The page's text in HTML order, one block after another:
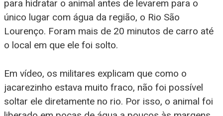
para hidratar o animal antes de levarem para o
único lugar com água da região, o Rio São
Lourenço. Foram mais de 20 minutos de carro até
o local em que ele foi solto.
Em vídeo, os militares explicam que como o
jacarezinho estava muito fraco, não foi possível
soltar ele diretamente no rio. Por isso, o animal foi